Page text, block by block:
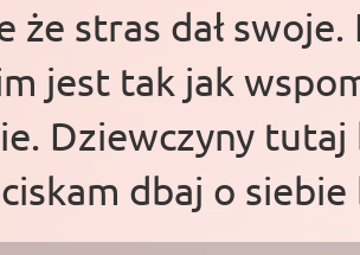
że stras dał
jest tak jak
Dziewczyny
dbaj o